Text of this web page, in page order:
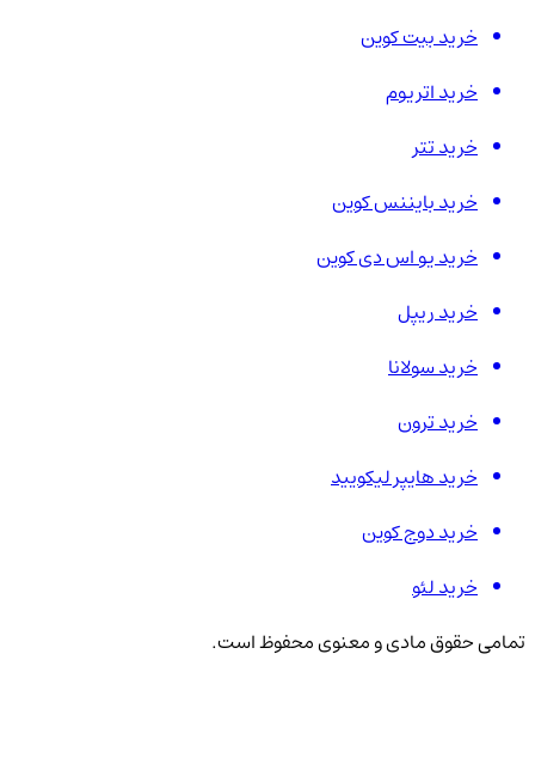
خرید بیت کوین
خرید اتریوم
خرید تتر
خرید بایننس کوین
خرید یو اس دی کوین
خرید ریپل
خرید سولانا
خرید ترون
خرید هایپر لیکویید
خرید دوج کوین
خرید لئو
تمامی حقوق مادی و معنوی محفوظ است.